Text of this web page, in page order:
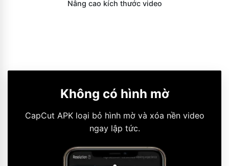
Nâng cao kích thước video
Không có hình mờ
CapCut APK loại bỏ hình mờ và xóa nền video
ngay lập tức.